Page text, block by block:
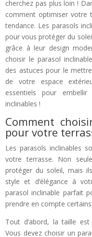
cherchez pas plus loin !
comment optimiser votre
tendance. Les parasols
pour vous protéger du
grâce à leur design
choisir le parasol
des astuces pour le
de votre espace
essentiels pour
inclinables !
Comment
pour votre
Les parasols inclinables
votre terrasse. Non
protéger du soleil, mais
style et d’élégance à
parasol inclinable parfait
prendre en compte
Tout d’abord, la taille
Vous devez choisir un